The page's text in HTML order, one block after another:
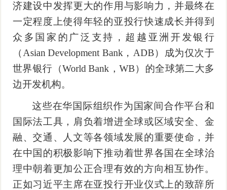
济建设中发挥更大的作用与影响力，并最终在
一定程度上使得年轻的亚投行快速成长并得到
众多国家的广泛支持，超越亚洲开发银行
（ Asian Development Bank， ADB）成为仅次于
世界银行（World Bank ， WB）的全球第二大多
边开发机构。
这些在华国际组织作为国家间合作平台和
国际法工具，肩负着增进全球或区域安全、金
融、交通、人文等各领域发展的重要使命，并
在中国的积极影响下推动着世界各国在全球治
理中朝着更加公正合理有效的方向相互协作。
正如习近平主席在亚投行开业仪式上的致辞所